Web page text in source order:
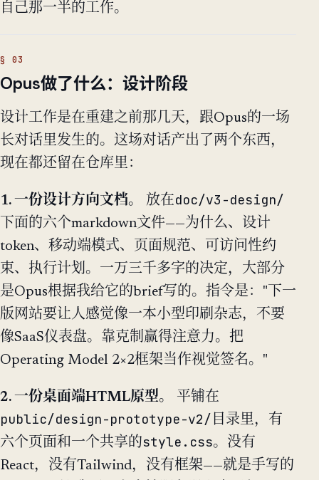
自己那一半的工作。
Opus做了什么：设计阶段
设计工作是在重建之前那几天，跟Opus的一场
长对话里发生的。这场对话产出了两个东西，
现在都还留在仓库里：
1. 一份设计方向文档。 放在doc/v3-design/
下面的六个markdown文件——为什么、设计
token、移动端模式、页面规范、可访问性约
束、执行计划。一万三千多字的决定，大部分
是Opus根据我给它的brief写的。指令是："下一
版网站要让人感觉像一本小型印刷杂志，不要
像SaaS仪表盘。靠克制赢得注意力。把
Operating Model 2×2框架当作视觉签名。"
2. 一份桌面端HTML原型。 平铺在
public/design-prototype-v2/ 目录里，有
六个页面和一个共享的style.css。没有
React，没有Tailwind，没有框架——就是手写的